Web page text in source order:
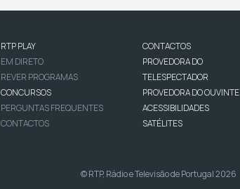
RTP PLAY
EM DIRETO
REVER PROGRAMAS
CONCURSOS
PERGUNTAS FREQUENTES
CONTACTOS
CONTACTOS
PROVEDORA DO
TELESPECTADOR
PROVEDORA DO OUVINTE
ACESSIBILIDADES
SATÉLITES
© RTP, Rádio e Televisão de Portugal 2026